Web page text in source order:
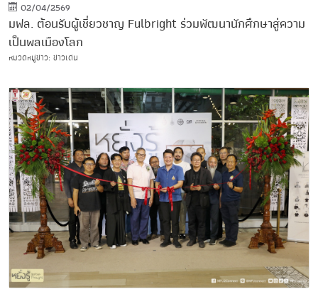
02/04/2569
มฟล. ต้อนรับผู้เชี่ยวชาญ Fulbright ร่วมพัฒนานักศึกษาสู่ความ
เป็นพลเมืองโลก
หมวดหมู่ข่าว: ข่าวเด่น